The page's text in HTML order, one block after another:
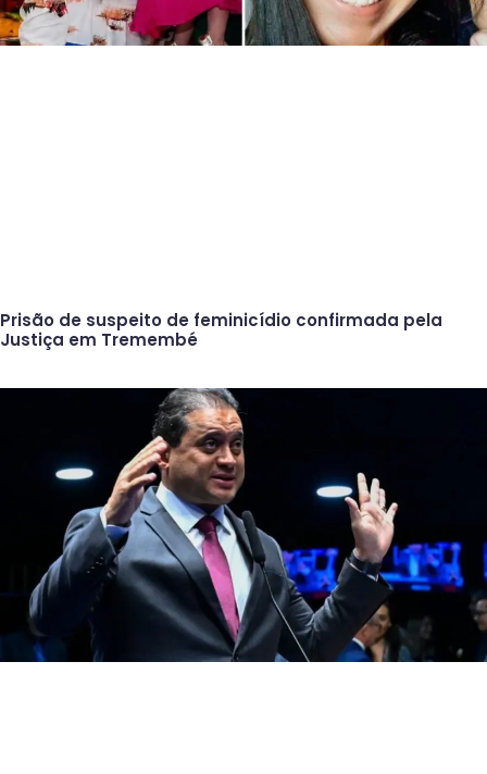
Prisão de suspeito de feminicídio confirmada pela
Justiça em Tremembé